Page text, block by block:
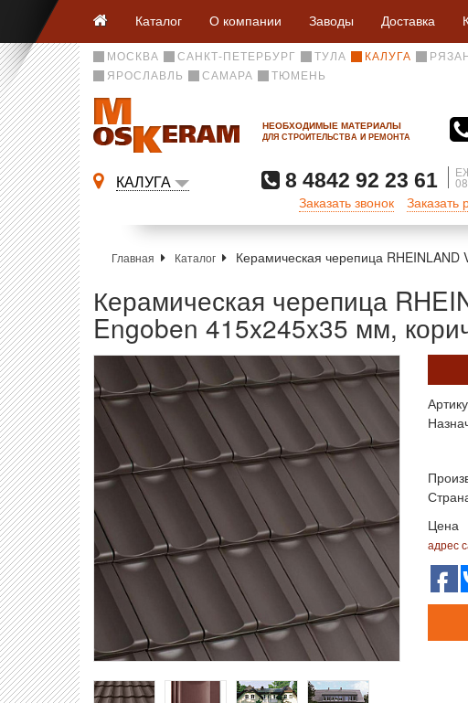
Каталог О компании Заводы Доставка
МОСКВА САНКТ-ПЕТЕРБУРГ ТУЛА КАЛУГА
ЯРОСЛАВЛЬ
САМАРА ТЮМЕНЬ
НЕОБХОДИМЫЕ МАТЕРИАЛЫ
ДЛЯ СТРОИТЕЛЬСТВА И РЕМОНТА
КАЛУГА 8 4842 92 23 61
Заказать звонок Заказать
Главная Каталог Керамическая черепица
Керамическая черепица
Engoben 415x245x35 мм,
Цена
адрес